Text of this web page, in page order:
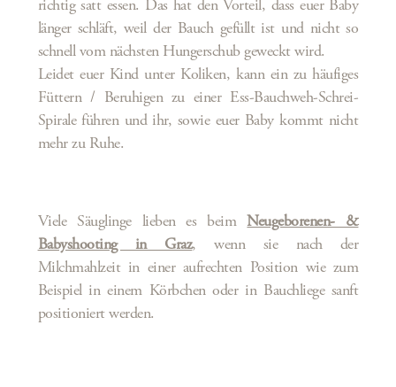
richtig satt essen. Das hat den Vorteil, dass euer Baby
länger schläft, weil der Bauch gefüllt ist und nicht so
schnell vom nächsten Hungerschub geweckt wird.
Leidet euer Kind unter Koliken, kann ein zu häufiges
Füttern / Beruhigen zu einer Ess-Bauchweh-Schrei-
Spirale führen und ihr, sowie euer Baby kommt nicht
mehr zu Ruhe.
Viele Säuglinge lieben es beim Neugeborenen- &
Babyshooting in Graz, wenn sie nach der
Milchmahlzeit in einer aufrechten Position wie zum
Beispiel in einem Körbchen oder in Bauchliege sanft
positioniert werden.